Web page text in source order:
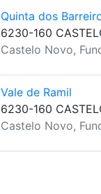
Quinta dos
6230-160
Castelo Novo,
Vale de Ramil
6230-160
Castelo Novo,